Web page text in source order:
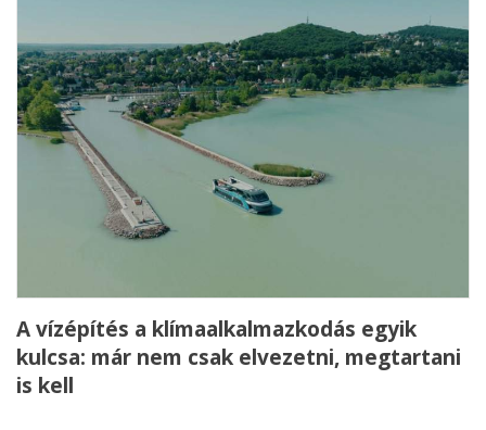
A vízépítés a klímaalkalmazkodás egyik
kulcsa: már nem csak elvezetni, megtartani
is kell